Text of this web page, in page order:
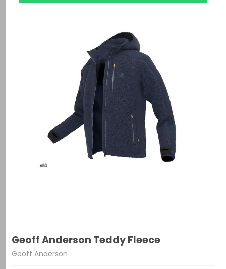
Geoff Anderson Teddy Fleece
Geoff Anderson